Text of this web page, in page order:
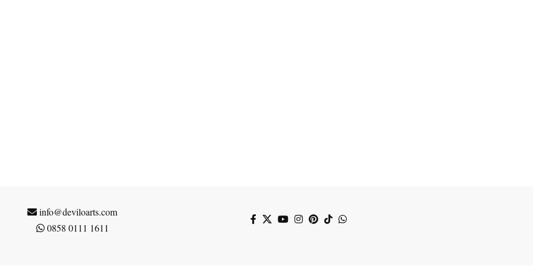
info@deviloarts.com
0858 0111 1611